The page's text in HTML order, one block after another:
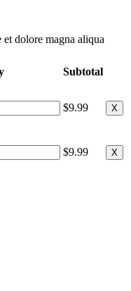
dolore magna aliqua
Subtotal
$9.99 X
$9.99 X